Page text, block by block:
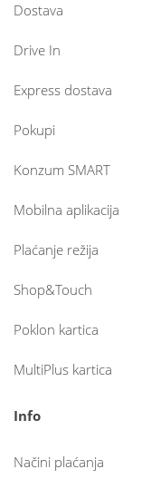
Dostava
Drive In
Express dostava
Pokupi
Konzum SMART
Mobilna aplikacija
Plaćanje režija
Shop&Touch
Poklon kartica
MultiPlus kartica
Info
Načini plaćanja